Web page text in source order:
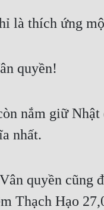
là thích ứng
quyền!
nắm giữ
nhất.
quyền cũng
Thạch Hạo